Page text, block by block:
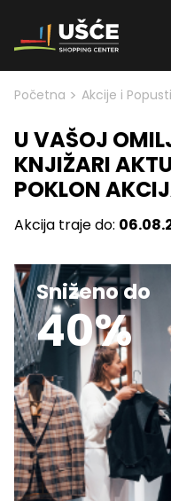
Skip to content
Početna > Akcije i Popusti
U VAŠOJ
KNJIŽARI
POKLON
Akcija traje do:
Sniženo do
40%